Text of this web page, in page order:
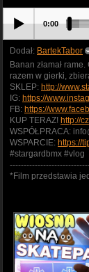
0:00
Dodał: BartekTabor
Banan złamał
razem w gierki,
SKLEP: http://
IG: https://
FB: https://
KUP TERAZ! http://
WSPÓŁPRACA:
WSPARCIE: https://
#stargardbmx #vlog
*Film przedstawia